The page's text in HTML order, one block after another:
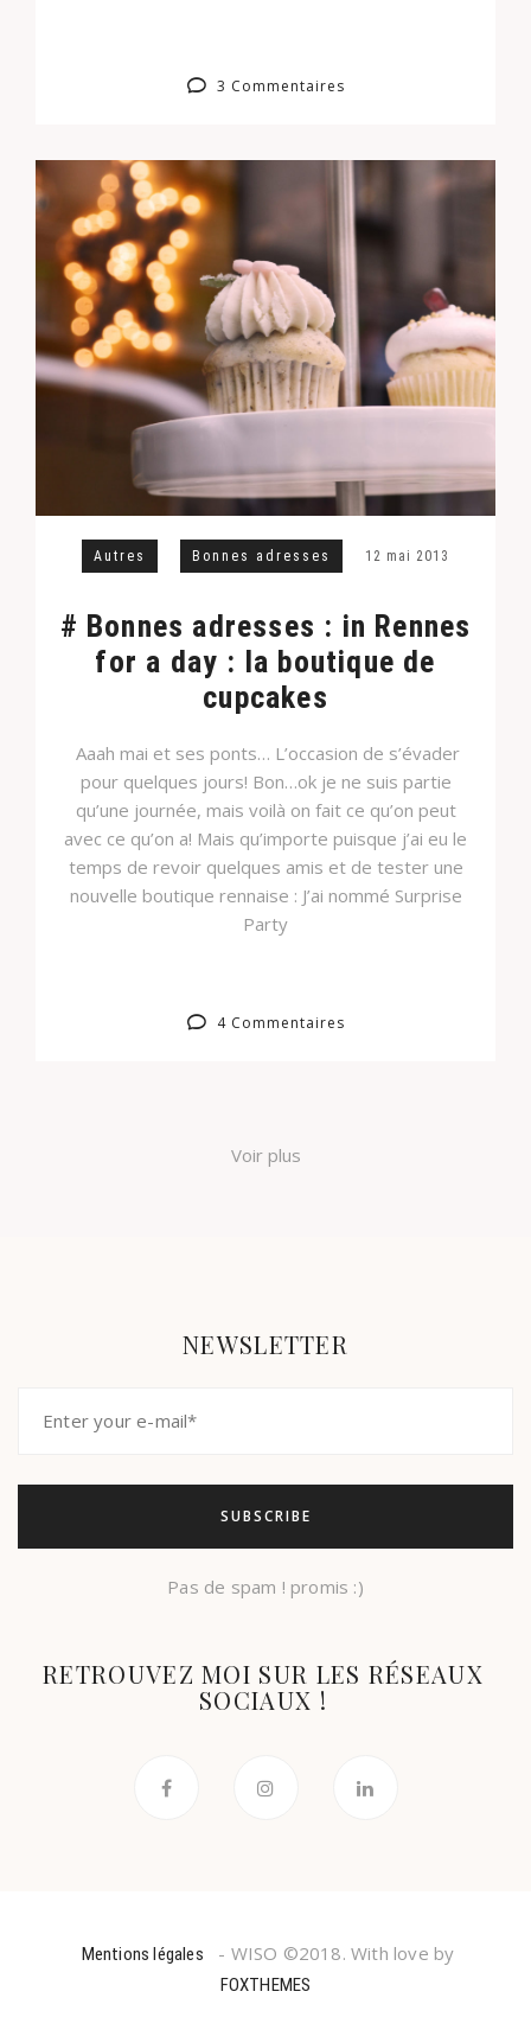
3 Commentaires
Autres Bonnes adresses 12 mai 2013
# Bonnes adresses : in Rennes
for a day : la boutique de
cupcakes
Aaah mai et ses ponts… L’occasion de s’évader
pour quelques jours! Bon…ok je ne suis partie
qu’une journée, mais voilà on fait ce qu’on peut
avec ce qu’on a! Mais qu’importe puisque j’ai eu le
temps de revoir quelques amis et de tester une
nouvelle boutique rennaise : J’ai nommé Surprise
Party
4 Commentaires
Voir plus
NEWSLETTER
Pas de spam ! promis :)
RETROUVEZ MOI SUR LES RÉSEAUX
SOCIAUX !
Mentions légales - WISO ©2018. With love by
FOXTHEMES